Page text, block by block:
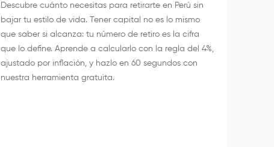
Descubre cuánto necesitas para retirarte en Perú sin
bajar tu estilo de vida. Tener capital no es lo mismo
que saber si alcanza: tu número de retiro es la cifra
que lo define. Aprende a calcularlo con la regla del 4%,
ajustado por inflación, y hazlo en 60 segundos con
nuestra herramienta gratuita.